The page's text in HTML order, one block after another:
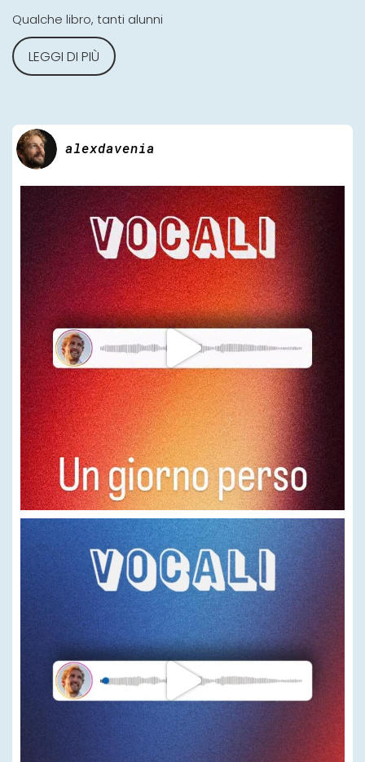
Qualche libro, tanti alunni
LEGGI DI PIÙ
alexdavenia